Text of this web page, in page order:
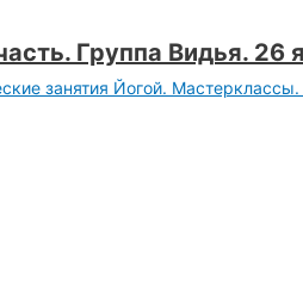
Группа Видья. 26
занятия Йогой.